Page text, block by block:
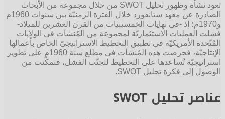
تعود نشأة وظهور تحليل SWOT من خلال مجموعة من الأبحاث
الصادرة عن معهد ستانفورد خلال الفترة الزمنيّة بين سنوات 1960م
و1970م؛ إذ -في نهايات الخمسينيات من القرن العشرين للميلاد-
فشلت العمليات الاستثماريّة لمجموعة من المُنشآت في الولايات
المُتّحدة الأمريكيّة في تطبيق التخطيط الاستراتيجيّ الخاص بأعمالها
الإنتاجيّة، فحرصت هذه المُنشآت في مطلع سنة 1960م على تطوير
استراتيجيّة تُساعدها على التخطيط لتجنّب الفشل، فتمكّنت من
الوصول إلى فكرة تحليل SWOT.
عناصر تحليل SWOT